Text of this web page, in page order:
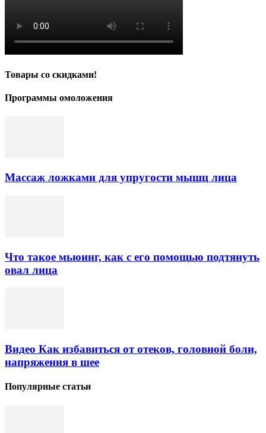
Товары со скидками!
Программы омоложения
Массаж ложками для упругости мышц лица
Что такое мьюинг, как с его помощью подтянуть
овал лица
Видео Как избавиться от отеков, головной боли,
напряжения в шее
Популярные статьи